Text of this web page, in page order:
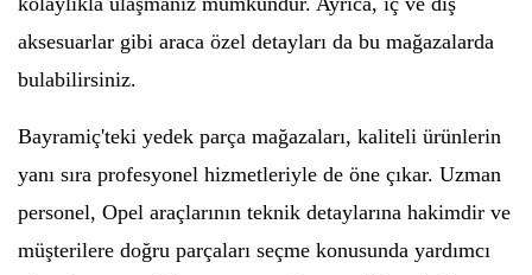
aksesuarlar gibi araca özel detayları da bu mağazalarda
bulabilirsiniz.
Bayramiç'teki yedek parça mağazaları, kaliteli ürünlerin
yanı sıra profesyonel hizmetleriyle de öne çıkar. Uzman
personel, Opel araçlarının teknik detaylarına hakimdir ve
müşterilere doğru parçaları seçme konusunda yardımcı